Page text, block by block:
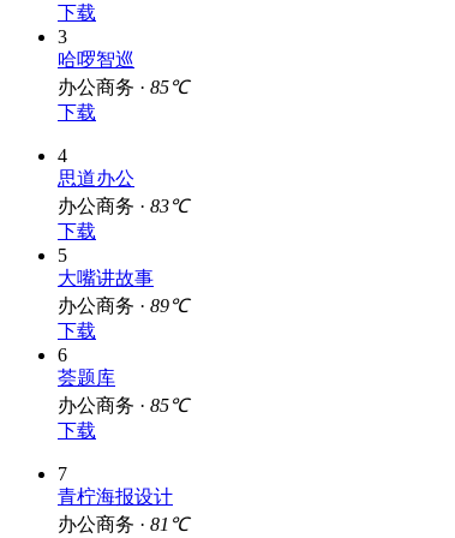
下载
3
哈啰智巡
办公商务 · 85℃
下载
4
思道办公
办公商务 · 83℃
下载
5
大嘴讲故事
办公商务 · 89℃
下载
6
荟题库
办公商务 · 85℃
下载
7
青柠海报设计
办公商务 · 81℃